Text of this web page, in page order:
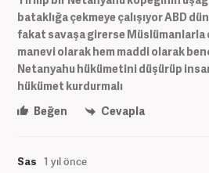
bataklığa çekmeye çalışıyor ABD
fakat savaşa girerse Müslümanlarla
manevi olarak hem maddi olarak
Netanyahu hükümetini düşürüp
hükümet kurdurmalı
Beğen
Cevapla
Sas 1 yıl önce